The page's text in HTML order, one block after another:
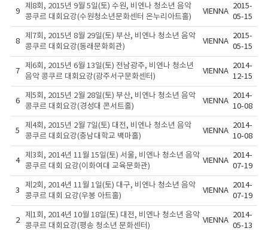
9
제8회, 2015년 9월 5일(토) 수원, 비엔나 청소년 음악
콩쿠르 대회요강(수원청소년문화센터 온누리아트홀)
VIENNA
2015-
05-15
8
제7회, 2015년 8월 29일(토) 부산, 비엔나 청소년 음악
콩쿠르 대회요강(동래문화회관)
VIENNA
2015-
05-15
7
제6회, 2015년 6월 13일(토) 전남광주, 비엔나 청소년
음악 콩쿠르 대회요강(광주서구문화센터)
VIENNA
2014-
12-15
6
제5회, 2015년 2월 28일(토) 부산, 비엔나 청소년 음악
콩쿠르 대회요강(경성대 콘서트홀)
VIENNA
2014-
10-08
5
제4회, 2015년 2월 7일(토) 대전, 비엔나 청소년 음악
콩쿠르 대회요강(충남대학교 백마홀)
VIENNA
2014-
10-08
4
제3회, 2014년 11월 15일(토) 서울, 비엔나 청소년 음악
콩쿠르 대회 요강(이화여대 교육문화관)
VIENNA
2014-
07-19
3
제2회, 2014년 11월 1일(토) 대구, 비엔나 청소년 음악
콩쿠르 대회 요강(우봉 아트홀)
VIENNA
2014-
07-19
2
제1회, 2014년 10월 18일(토) 대전, 비엔나 청소년 음악
콩쿠르 대회요강(평송 청소년 문화센터)
VIENNA
2014-
05-13